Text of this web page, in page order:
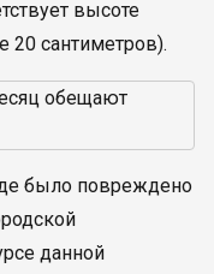
высоте
20 сантиметров).
было повреждено
данной